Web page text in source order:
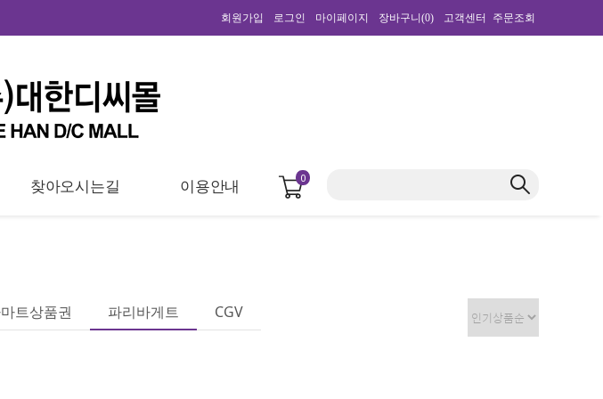
회원가입 로그인 마이페이지 장바구니(0) 고객센터 주문조회
찾아오시는길 이용안내 0
트상품권 파리바게트 CGV